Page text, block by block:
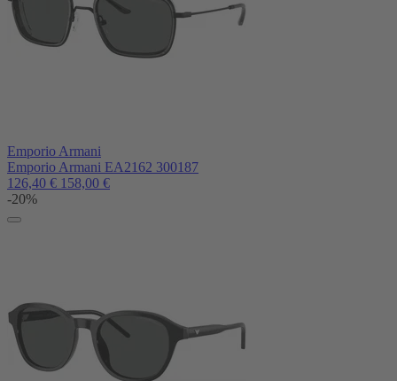
Emporio Armani
Emporio Armani EA2162 300187
126,40 € 158,00 €
-20%